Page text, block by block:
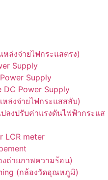
ล่งจ่ายไฟกระแสตรง)
Supply
Supply
DC Power Supply
ล่งจ่ายไฟกระแสสลับ)
ลงปรับค่าแรงดันไฟฟ้ากระแส
LCR meter
งถ่ายภาพความร้อน)
(กล้องวัดอุณหภูมิ)